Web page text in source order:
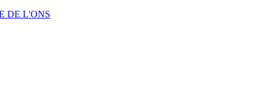
DE L'ONS